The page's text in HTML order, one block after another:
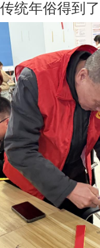
统年俗得到